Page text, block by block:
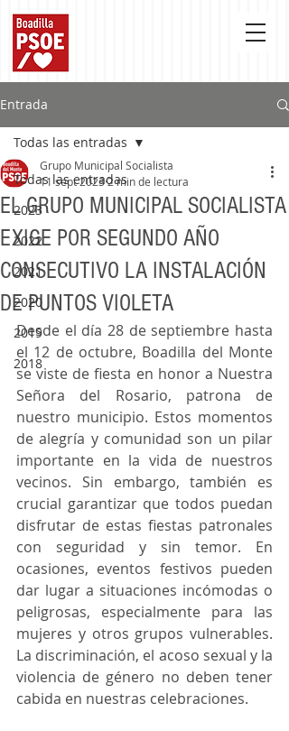
Entrada
Todas las entradas
2023
2022
2021
2020
2019
2018
Todas las entradas
EL GRUPO MUNICIPAL SOCIALISTA
EXIGE POR SEGUNDO AÑO
CONSECUTIVO LA INSTALACIÓN
DE PUNTOS VIOLETA
Grupo Municipal Socialista
11 sept 20232 min de lectura
Desde el día 28 de septiembre hasta
el 12 de octubre, Boadilla del Monte
se viste de fiesta en honor a Nuestra
Señora del Rosario, patrona de
nuestro municipio. Estos momentos
de alegría y comunidad son un pilar
importante en la vida de nuestros
vecinos. Sin embargo, también es
crucial garantizar que todos puedan
disfrutar de estas fiestas patronales
con seguridad y sin temor. En
ocasiones, eventos festivos pueden
dar lugar a situaciones incómodas o
peligrosas, especialmente para las
mujeres y otros grupos vulnerables.
La discriminación, el acoso sexual y la
violencia de género no deben tener
cabida en nuestras celebraciones.